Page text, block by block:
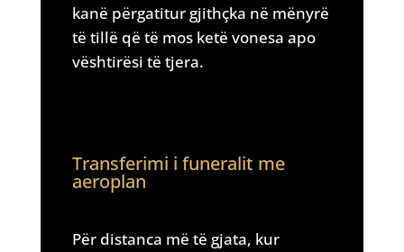
kanë përgatitur gjithçka në mënyrë
të tillë që të mos ketë vonesa apo
vështirësi të tjera.
Transferimi i funeralit me
aeroplan
Për distanca më të gjata, kur